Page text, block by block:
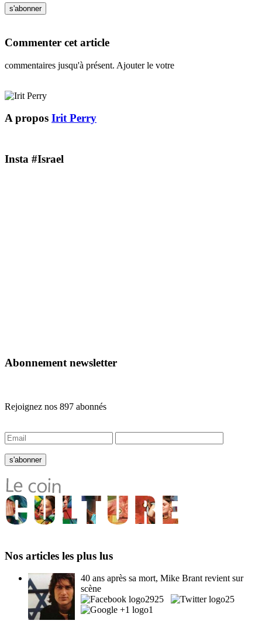
Commenter cet article
commentaires jusqu'à présent. Ajouter le votre
A propos Irit Perry
Insta #Israel
Abonnement newsletter
Rejoignez nos 897 abonnés
Nos articles les plus lus
40 ans après sa mort, Mike Brant revient sur
scène
2925
25
1